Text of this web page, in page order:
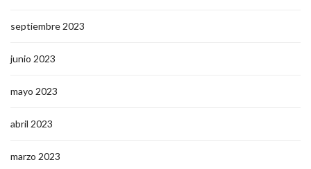
septiembre 2023
junio 2023
mayo 2023
abril 2023
marzo 2023